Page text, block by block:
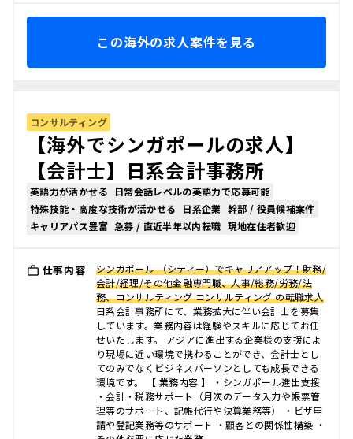
この海外の求人案件を見る
コンサルティング
【海外でシンガポールの求人】
【会計士】日系会計事務所
英語力が活かせる
日常会話レベルの英語力で応募可能
特殊技能・高度な技術が活かせる
日系企業 幹部 / 役員候補案件
キャリアパス豊富 急募 / 直近半年以内転職 現地在住者歓迎
仕事内容
シンガポール （シティー）でキャリアアップ！財務/
会計/経理/その他金融専門職、人事/総務/労務/法
務、コンサルティング コンサルティング の転職求人
日系会計事務所にて、業務拡大に伴い会計士を募集
しています。業務内容は経験やスキルに応じてお任
せいたします。 アジアに進出する企業様の支援によ
り現場に近い環境で携わることができ、会計士とし
てのみでなくビジネスパーソンとしても成長できる
環境です。 【 業務内容 】 ・シンガポール進出支援
・会計・税務サポート（月次のデータ入力や帳票管
理等のサポート、記帳代行や決算業務等） ・ビザ申
請や登記業務等のサポート ・顧客との関係性構築 ・